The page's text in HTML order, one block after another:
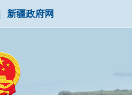
| 新疆政府网